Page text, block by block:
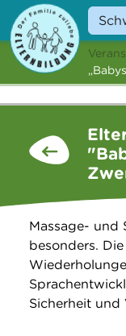
Angebote
News
Suche
Massage- und
besonders.
Sicherheit und